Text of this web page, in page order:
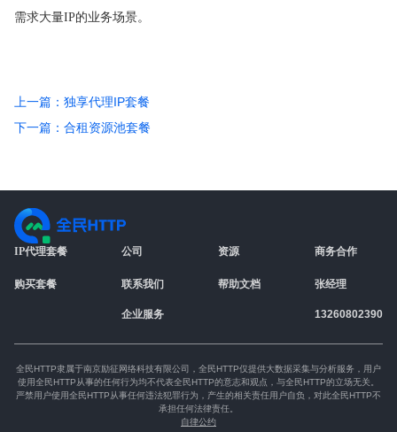
需求大量IP的业务场景。
上一篇：独享代理IP套餐
下一篇：合租资源池套餐
IP代理套餐
购买套餐
公司
联系我们
企业服务
资源
帮助文档
商务合作
张经理
13260802390
全民HTTP隶属于南京励征网络科技有限公司，全民HTTP仅提供大数据采集与分析服务，用户
使用全民HTTP从事的任何行为均不代表全民HTTP的意志和观点，与全民HTTP的立场无关。
严禁用户使用全民HTTP从事任何违法犯罪行为，产生的相关责任用户自负，对此全民HTTP不
承担任何法律责任。
自律公约